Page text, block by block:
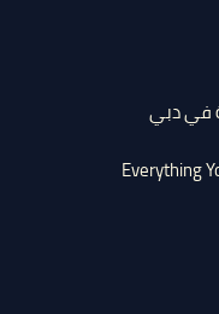
في دبي
Everything